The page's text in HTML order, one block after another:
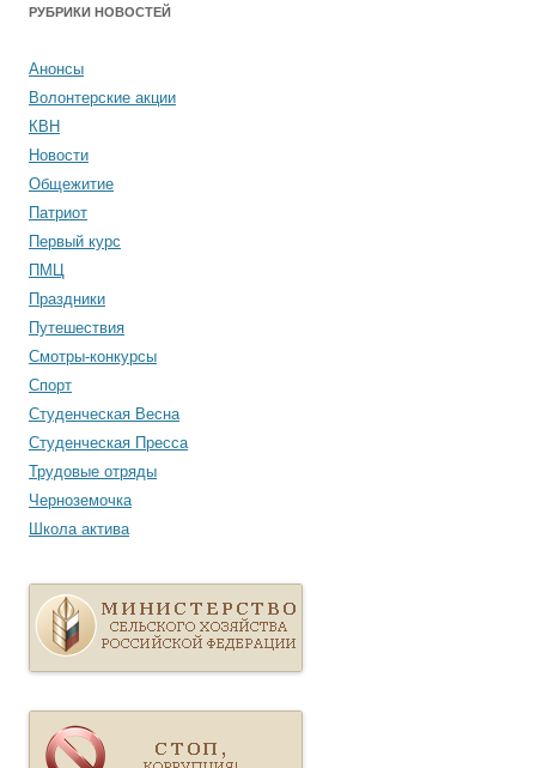
РУБРИКИ НОВОСТЕЙ
Анонсы
Волонтерские акции
КВН
Новости
Общежитие
Патриот
Первый курс
ПМЦ
Праздники
Путешествия
Смотры-конкурсы
Спорт
Студенческая Весна
Студенческая Пресса
Трудовые отряды
Черноземочка
Школа актива